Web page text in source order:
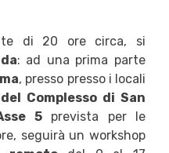
di 20 ore circa, si
: ad una prima parte
, presso presso i locali
Complesso di San
5prevista per le
seguirà un workshop